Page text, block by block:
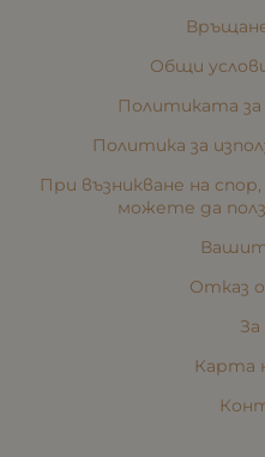
Общи
Политиката
Политика за
При възникване на спор,
можете да
Отказ
Карта